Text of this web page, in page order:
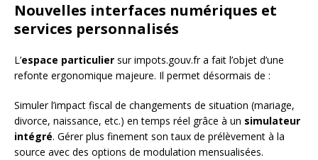
Nouvelles interfaces numériques et
services personnalisés
L’espace particulier sur impots.gouv.fr a fait l’objet d’une
refonte ergonomique majeure. Il permet désormais de :
Simuler l’impact fiscal de changements de situation (mariage,
divorce, naissance, etc.) en temps réel grâce à un simulateur
intégré. Gérer plus finement son taux de prélèvement à la
source avec des options de modulation mensualisées.